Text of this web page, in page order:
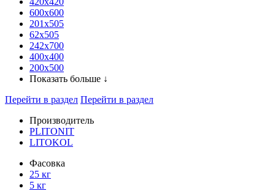
600х600
201х505
62х505
242х700
400х400
200х500
Показать больше ↓
Перейти в раздел Перейти в раздел
Производитель
PLITONIT
LITOKOL
Фасовка
25 кг
5 кг